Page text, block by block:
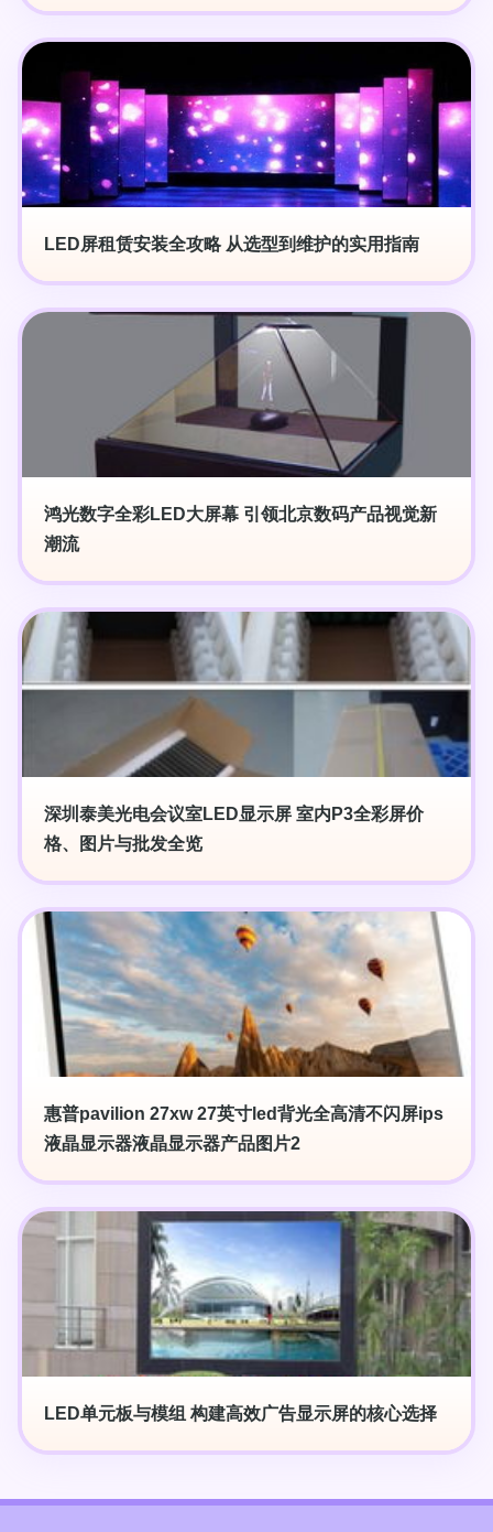
LED屏租赁安装全攻略 从选型到维护的实用指南
鸿光数字全彩LED大屏幕 引领北京数码产品视觉新
潮流
深圳泰美光电会议室LED显示屏 室内P3全彩屏价
格、图片与批发全览
惠普pavilion 27xw 27英寸led背光全高清不闪屏ips
液晶显示器液晶显示器产品图片2
LED单元板与模组 构建高效广告显示屏的核心选择